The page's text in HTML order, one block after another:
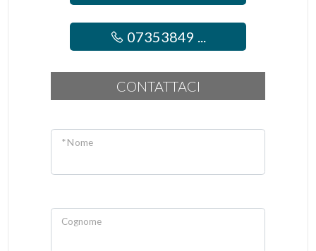
07353849 ...
CONTATTACI
* Nome
Cognome